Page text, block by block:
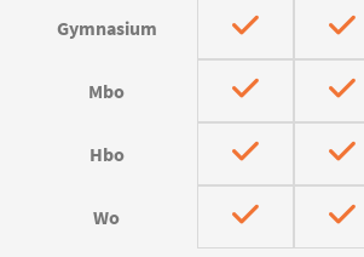
Gymnasium
Mbo
Hbo
Wo